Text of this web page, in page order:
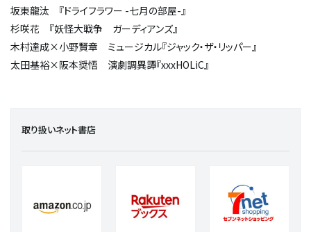
坂東龍汰 『ドライフラワー -七月の部屋-』
杉咲花 『妖怪大戦争 ガーディアンズ』
木村達成×小野賢章 ミュージカル『ジャック・ザ・リッパー』
太田基裕×阪本奨悟 演劇調異譚『xxxHOLiC』
取り扱いネット書店